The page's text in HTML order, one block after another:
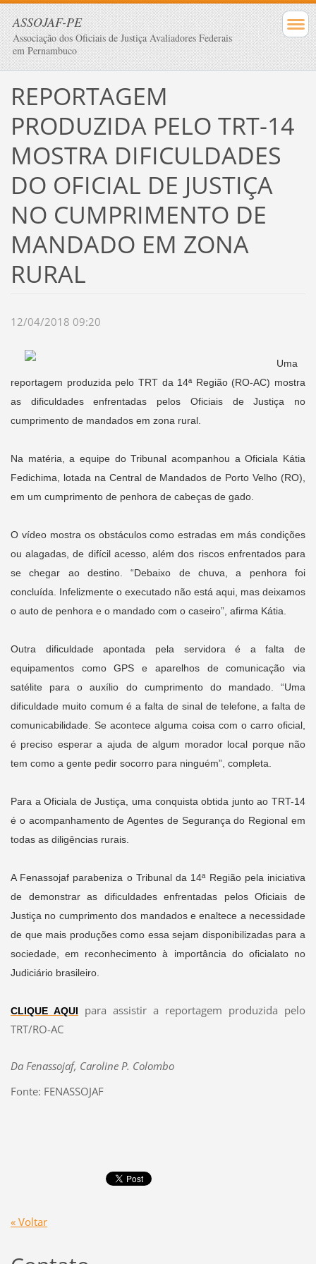
ASSOJAF-PE
Associação dos Oficiais de Justiça Avaliadores Federais
em Pernambuco
REPORTAGEM
PRODUZIDA PELO TRT-14
MOSTRA DIFICULDADES
DO OFICIAL DE JUSTIÇA
NO CUMPRIMENTO DE
MANDADO EM ZONA
RURAL
12/04/2018 09:20
Uma
reportagem produzida pelo TRT da 14ª Região (RO-AC) mostra
as dificuldades enfrentadas pelos Oficiais de Justiça no
cumprimento de mandados em zona rural.
Na matéria, a equipe do Tribunal acompanhou a Oficiala Kátia
Fedichima, lotada na Central de Mandados de Porto Velho (RO),
em um cumprimento de penhora de cabeças de gado.
O vídeo mostra os obstáculos como estradas em más condições
ou alagadas, de difícil acesso, além dos riscos enfrentados para
se chegar ao destino. “Debaixo de chuva, a penhora foi
concluída. Infelizmente o executado não está aqui, mas deixamos
o auto de penhora e o mandado com o caseiro”, afirma Kátia.
Outra dificuldade apontada pela servidora é a falta de
equipamentos como GPS e aparelhos de comunicação via
satélite para o auxílio do cumprimento do mandado. “Uma
dificuldade muito comum é a falta de sinal de telefone, a falta de
comunicabilidade. Se acontece alguma coisa com o carro oficial,
é preciso esperar a ajuda de algum morador local porque não
tem como a gente pedir socorro para ninguém”, completa.
Para a Oficiala de Justiça, uma conquista obtida junto ao TRT-14
é o acompanhamento de Agentes de Segurança do Regional em
todas as diligências rurais.
A Fenassojaf parabeniza o Tribunal da 14ª Região pela iniciativa
de demonstrar as dificuldades enfrentadas pelos Oficiais de
Justiça no cumprimento dos mandados e enaltece a necessidade
de que mais produções como essa sejam disponibilizadas para a
sociedade, em reconhecimento à importância do oficialato no
Judiciário brasileiro.
CLIQUE AQUI
para assistir a reportagem produzida pelo
TRT/RO-AC
Da Fenassojaf, Caroline P. Colombo
Fonte: FENASSOJAF
« Voltar